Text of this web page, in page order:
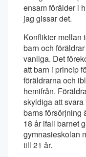
ensam förälder i
jag gissar det.
Konflikter mellan
barn och
vanliga. Det
att barn i princip
föräldrarna och
hemifrån.
skyldiga att svara
barns försörjning
18 år ifall barnet
gymnasieskolan
till 21 år.